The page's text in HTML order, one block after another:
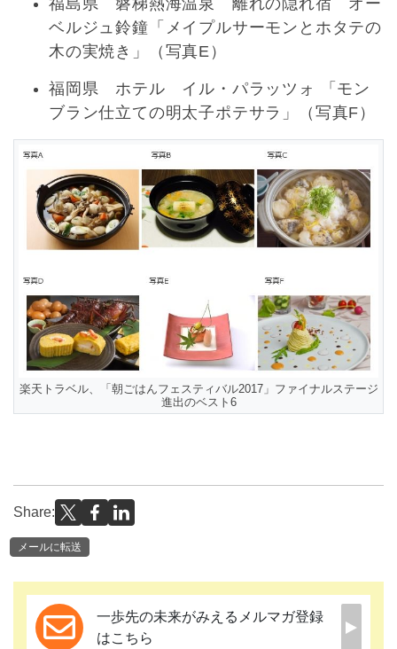
ベルジュ鈴鐘「メイプルサーモンとホタテの
木の実焼き」（写真E）
福岡県 ホテル イル・パラッツォ 「モン
ブラン仕立ての明太子ポテサラ」（写真F）
楽天トラベル、「朝ごはんフェスティバル2017」ファイナルステージ
進出のベスト6
Share:
メールに転送
一歩先の未来がみえるメルマガ登録
はこちら